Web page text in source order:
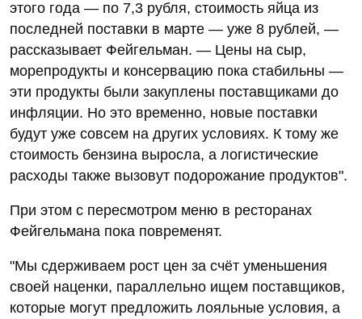
этого года — по 7,3 рубля, стоимость яйца из
последней поставки в марте — уже 8 рублей, —
рассказывает Фейгельман. — Цены на сыр,
морепродукты и консервацию пока стабильны —
эти продукты были закуплены поставщиками до
инфляции. Но это временно, новые поставки
будут уже совсем на других условиях. К тому же
стоимость бензина выросла, а логистические
расходы также вызовут подорожание продуктов".
При этом с пересмотром меню в ресторанах
Фейгельмана пока повременят.
"Мы сдерживаем рост цен за счёт уменьшения
своей наценки, параллельно ищем поставщиков,
которые могут предложить лояльные условия, а